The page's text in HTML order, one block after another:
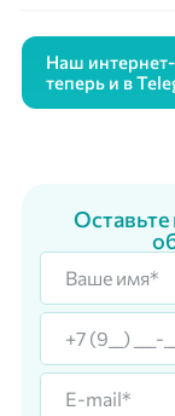
Наш
теперь и в